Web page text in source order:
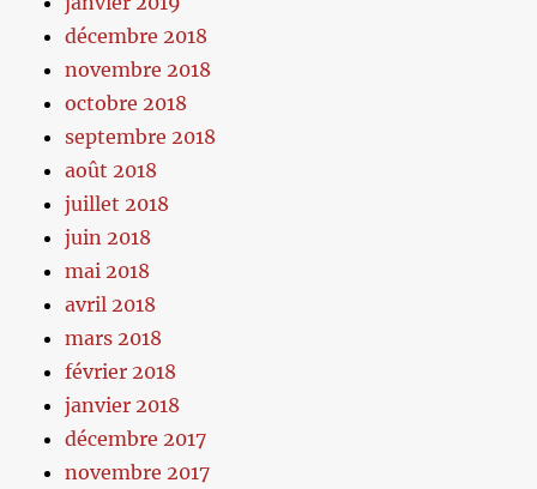
décembre 2018
novembre 2018
octobre 2018
septembre 2018
août 2018
juillet 2018
juin 2018
mai 2018
avril 2018
mars 2018
février 2018
janvier 2018
décembre 2017
novembre 2017